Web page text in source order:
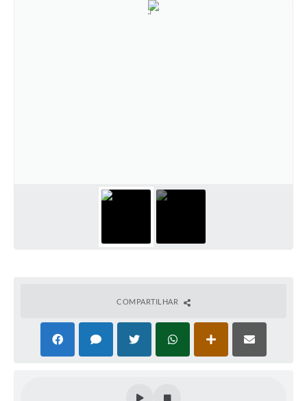
COMPARTILHAR